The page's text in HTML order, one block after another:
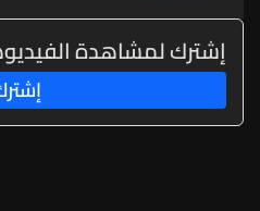
إشترك لمشاهدة